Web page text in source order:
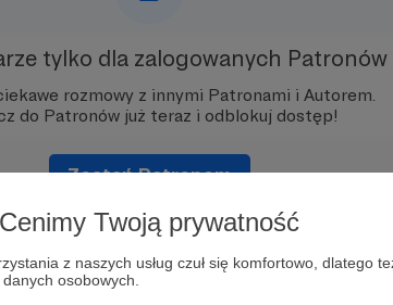
Cenimy Twoją prywatność
z naszych usług czuł się komfortowo, dlatego
osobowych.
tylko dla zalogowanych Patronów
rozmowy z innymi Patronami i Autorem.
do Patronów już teraz i odblokuj dostęp!
Zostań Patronem